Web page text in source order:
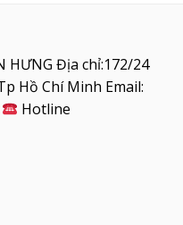
HƯNG Địa chỉ:172/24
Hồ Chí Minh Email:
Hotline